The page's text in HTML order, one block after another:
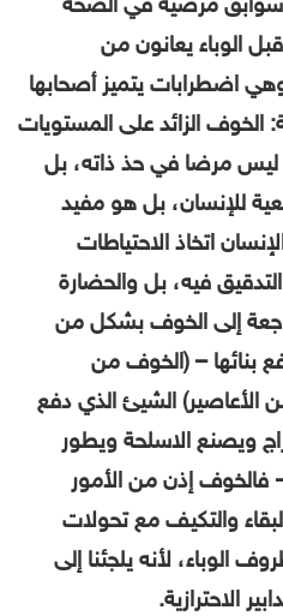
سوابق مرضية في الصحة
الوباء يعانون من
اضطرابات يتميز أصحابها
الخوف الزائد على المستويات
ليس مرضا في حذ ذاته، بل
للإنسان، بل هو مفيد
اتخاذ الاحتياطات
فيه، بل والحضارة
إلى الخوف بشكل من
بنائها – (الخوف من
الأعاصير) الشيئ الذي دفع
ويصنع الاسلحة ويطور
فالخوف إذن من الأمور
والتكيف مع تحولات
الوباء، لأنه يلجئنا إلى
الاحترازية.